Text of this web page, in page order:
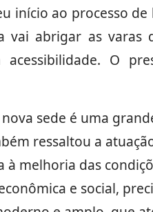
início ao processo
vai abrigar as varas
O
sede é uma
ressaltou a
à melhoria das
e social,